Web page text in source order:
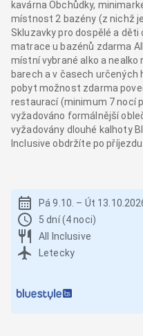
kavárna Obchůdky,
místnost 2 bazény (z nichž
Skluzavky pro dospělé a
matrace u bazénů zdarma
místní vybrané alko a
barech a v časech určených
pobyt možnost zdarma
restaurací (minimum 7 nocí
vyžadováno formálnější
vyžadovány dlouhé kalhoty
Inclusive obdržíte po
Pá 9.10. – Út
5 dní (4 noci)
All Inclusive
Letecky